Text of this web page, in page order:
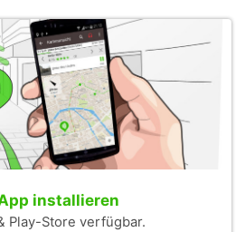
installieren
Play-Store verfügbar.